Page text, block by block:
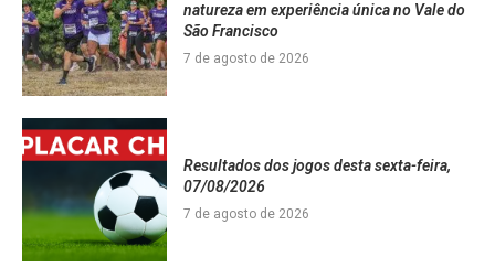
natureza em experiência única no Vale do
São Francisco
7 de agosto de 2026
Resultados dos jogos desta sexta-feira,
07/08/2026
7 de agosto de 2026